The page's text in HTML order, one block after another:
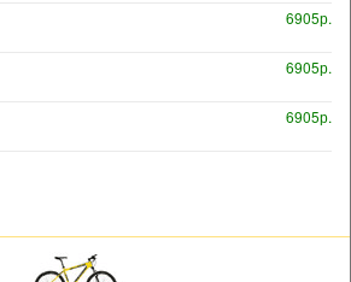
6905р.
6905р.
6905р.